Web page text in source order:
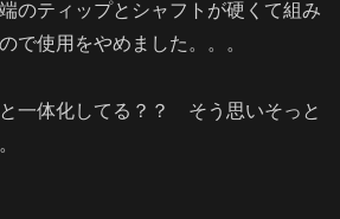
のティップとシャフトが硬くて組み
で使用をやめました。。。
一体化してる？？ そう思いそっと